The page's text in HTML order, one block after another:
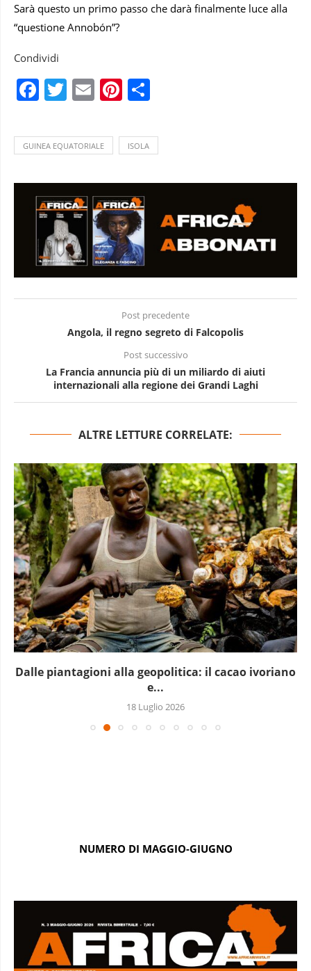
Sarà questo un primo passo che darà finalmente luce alla
“questione Annobón”?
Condividi
Facebook
Twitter
EmailPinterest
GUINEA EQUATORIALE ISOLA
Post precedente
Angola, il regno segreto di Falcopolis
Post successivo
La Francia annuncia più di un miliardo di aiuti
internazionali alla regione dei Grandi Laghi
ALTRE LETTURE CORRELATE:
Dalle piantagioni alla geopolitica: il cacao ivoriano
e...
18 Luglio 2026
NUMERO DI MAGGIO-GIUGNO